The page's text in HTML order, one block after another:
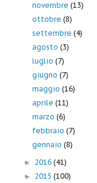
novembre(13)
ottobre(8)
settembre(4)
agosto(3)
luglio(7)
giugno(7)
maggio(16)
aprile(11)
marzo(6)
febbraio(7)
gennaio(8)
► 2016 (41)
► 2015 (100)